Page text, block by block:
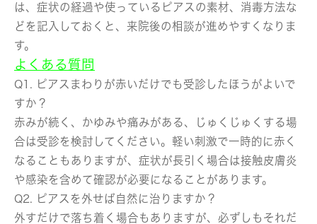
は、症状の経過や使っているピアスの素材、消毒方法な
どを記入しておくと、来院後の相談が進めやすくなりま
す。
よくある質問
Q1. ピアスまわりが赤いだけでも受診したほうがよいで
すか？
赤みが続く、かゆみや痛みがある、じゅくじゅくする場
合は受診を検討してください。軽い刺激で一時的に赤く
なることもありますが、症状が長引く場合は接触皮膚炎
や感染を含めて確認が必要になることがあります。
Q2. ピアスを外せば自然に治りますか？
外すだけで落ち着く場合もありますが、必ずしもそれだ